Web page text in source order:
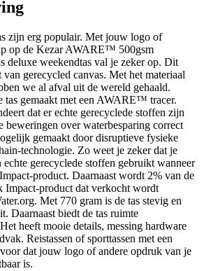
zijn erg populair. Met jouw logo of
op de Kezar AWARE™ 500gsm
deluxe weekendtas val je zeker op. Dit
van gerecycled canvas. Met het materiaal
we al afval uit de wereld gehaald.
tas gemaakt met een AWARE™ tracer.
dat er echte gerecyclede stoffen zijn
beweringen over waterbesparing correct
gemaakt door disruptieve fysieke
technologie. Zo weet je zeker dat je
echte gerecyclede stoffen gebruikt wanneer
product. Daarnaast wordt 2% van de
Impact-product dat verkocht wordt
Met 770 gram is de tas stevig en
Daarnaast biedt de tas ruimte
heeft mooie details, messing hardware
Reistassen of sporttassen met een
dat jouw logo of andere opdruk van je
is.